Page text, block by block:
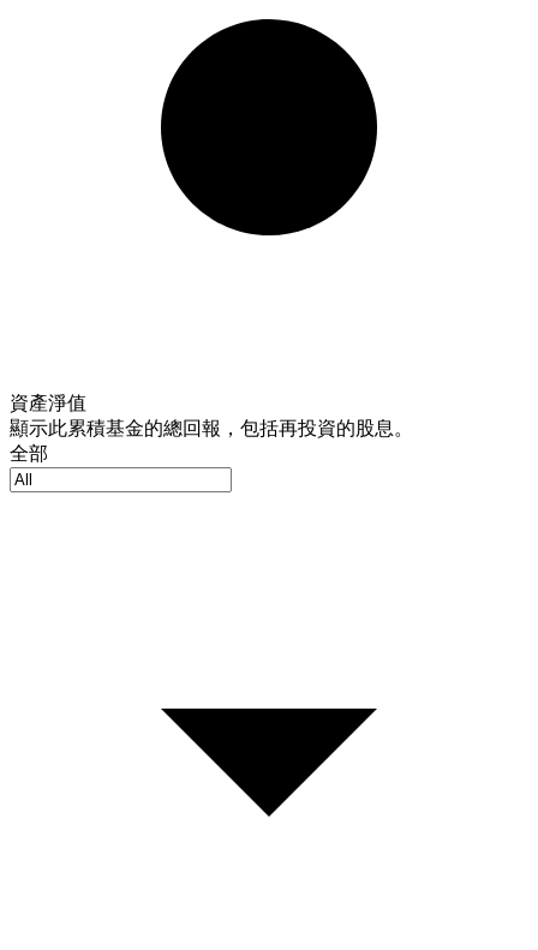
資產淨值
顯示此累積基金的總回報，包括再投資的股息。
全部